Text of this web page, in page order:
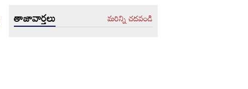
తాజావార్తలు మరిన్ని చదవండి